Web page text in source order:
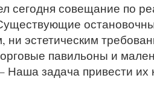
сегодня совещание по
эстетическим
павильоны и
Наша задача привести их